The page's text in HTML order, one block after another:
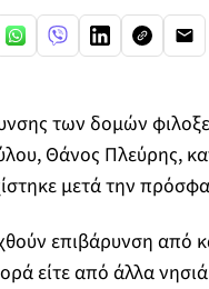
των δομών
Θάνος Πλεύρης,
μετά την
επιβάρυνση από
είτε από άλλα